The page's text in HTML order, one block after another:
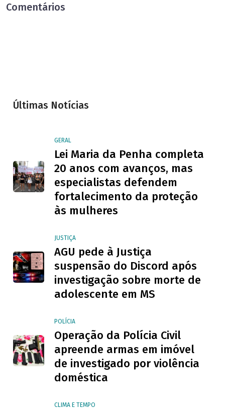
Comentários
Últimas Notícias
GERAL
Lei Maria da Penha completa
20 anos com avanços, mas
especialistas defendem
fortalecimento da proteção
às mulheres
JUSTIÇA
AGU pede à Justiça
suspensão do Discord após
investigação sobre morte de
adolescente em MS
POLÍCIA
Operação da Polícia Civil
apreende armas em imóvel
de investigado por violência
doméstica
CLIMA E TEMPO